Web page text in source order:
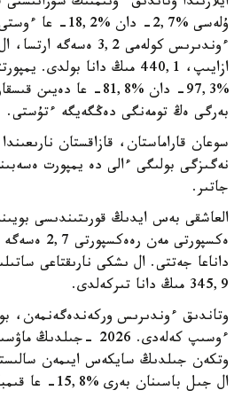
ۇلەسى %2,7- دان
ازايىپ، 440,1 مىڭ دانا
بەرگى ەڭ تومەنگى دەڭگەيگە ءتۇستى.
سوعان قاراماستان، قازاقستان نارىعىندا
نەگىزگى بولىگى ءالى دە يمپورت
جاتىر.
العاشقى بەس ايدىڭ قورىتىندىسى
345,9 مىڭ دانا تىركەلدى.
وتاندىق ءوندىرىس وركەندەگەنمەن،
ءوسىپ كەلەدى. 2026 -
ال جىل باسىنان بەرى %15,8- عا قىمباتتادى.